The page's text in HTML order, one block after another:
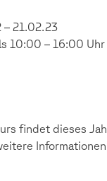
– 21.02.23
10:00 – 16:00 Uhr
findet dieses